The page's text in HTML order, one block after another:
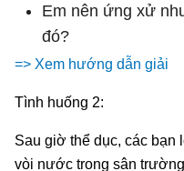
Em nên ứng xử
đó?
=> Xem hướng dẫn giải
Tình huống 2:
Sau giờ thể dục, các bạn
vòi nước trong sân